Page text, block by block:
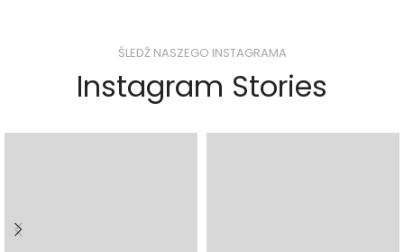
ŚLEDŹ NASZEGO INSTAGRAMA
Instagram Stories